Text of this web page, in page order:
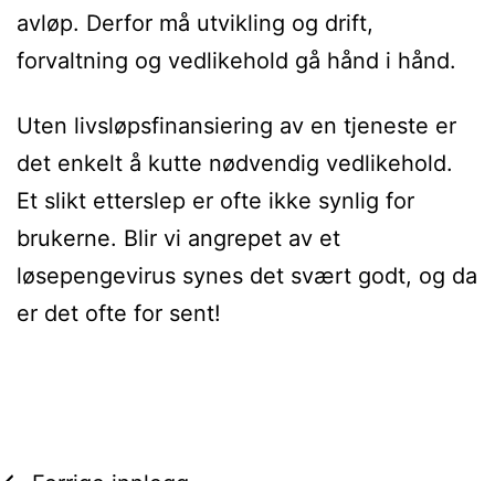
avløp. Derfor må utvikling og drift,
forvaltning og vedlikehold gå hånd i hånd.
Uten livsløpsfinansiering av en tjeneste er
det enkelt å kutte nødvendig vedlikehold.
Et slikt etterslep er ofte ikke synlig for
brukerne. Blir vi angrepet av et
løsepengevirus synes det svært godt, og da
er det ofte for sent!